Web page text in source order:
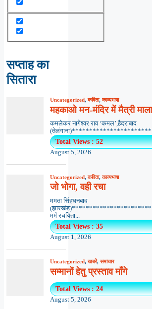
सप्ताह का
सितारा
Uncategorized,कविता,काव्यभाषा
महकाओ मन-मंदिर में मैत्री माला
कमलेकर नागेश्वर राव ‘कमल’,हैदराबाद
Total Views : 52
August 5, 2026
Uncategorized,कविता,काव्यभाषा
जो भोगा, वही रचा
ममता सिंहधनबाद
मर्म रचयिता...
Total Views : 35
August 1, 2026
Uncategorized,खबरें,समाचार
सम्मानों हेतु प्रस्ताव माँगे
Total Views : 24
August 5, 2026